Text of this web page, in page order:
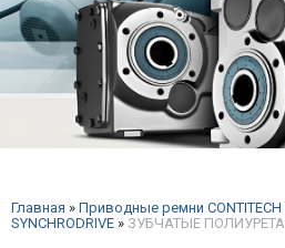
Главная » Приводные ремни
SYNCHRODRIVE » ЗУБЧАТЫЕ